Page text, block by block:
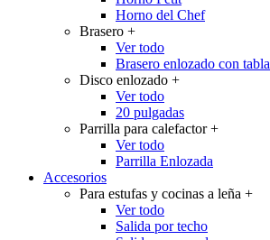
Horno del Chef
Brasero +
Ver todo
Brasero enlozado con tabla
Disco enlozado +
Ver todo
20 pulgadas
Parrilla para calefactor+
Ver todo
Parrilla Enlozada
Accesorios
Para estufas y cocinas a leña +
Ver todo
Salida por techo